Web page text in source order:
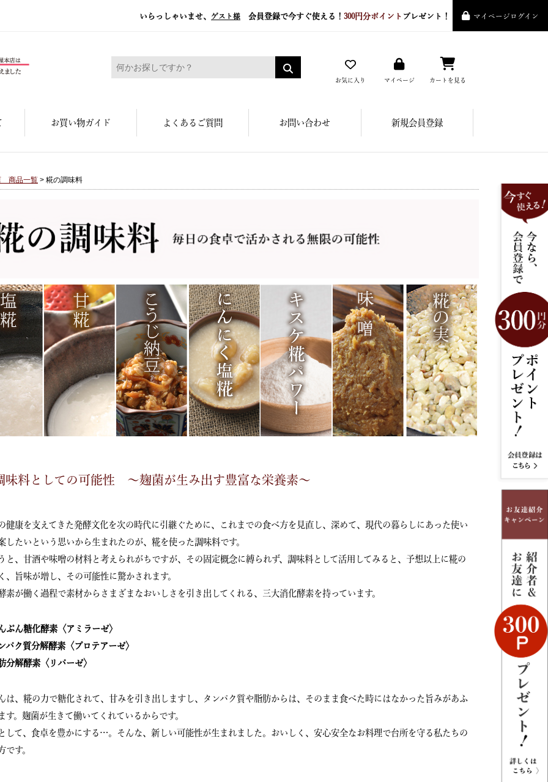
いらっしゃいませ、 ゲスト様 会員登録で今すぐ使える！ 300円分ポイント プレゼント！ マイページログイン
糀屋本店 - 元禄二年。創業三百余年の味
お気に入り マイページ カートを見る
お買い物ガイド よくあるご質問 お問い合わせ 新規会員登録
商品一覧 > 糀の調味料
味料としての可能性 ～麹菌が生み出す豊富な栄養素～
健康を支えてきた発酵文化を次の時代に引継ぐために、これまでの食べ方を見直し、深めて、現代の暮らしにあった使い
したいという思いから生まれたのが、糀を使った調味料です。
と、甘酒や味噌の材料と考えられがちですが、その固定概念に縛られず、調味料として活用してみると、予想以上に糀の
、旨味が増し、その可能性に驚かされます。
素が働く過程で素材からさまざまなおいしさを引き出してくれる、三大消化酵素を持っています。
ぷん糖化酵素〈アミラーゼ〉
パク質分解酵素〈プロテアーゼ〉
分解酵素〈リパーゼ〉
は、糀の力で糖化されて、甘みを引き出しますし、タンパク質や脂肪からは、そのまま食べた時にはなかった旨みがあふ
す。麹菌が生きて働いてくれているからです。
して、食卓を豊かにする…。そんな、新しい可能性が生まれました。おいしく、安心安全なお料理で台所を守る私たちの
です。